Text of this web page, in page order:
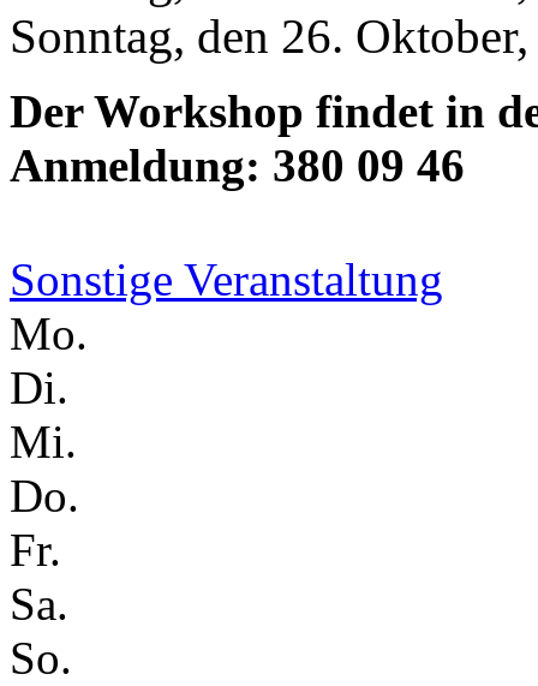
Sonntag, den 26.
Der Workshop findet in
Anmeldung: 380 09 46
Sonstige Veranstaltung
Mo.
Di.
Mi.
Do.
Fr.
Sa.
So.